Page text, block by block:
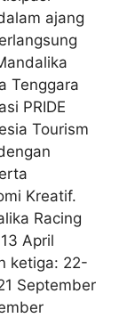
ajang
Tenggara
PRIDE
Tourism
Kreatif.
Racing
April
ketiga: 22-
September